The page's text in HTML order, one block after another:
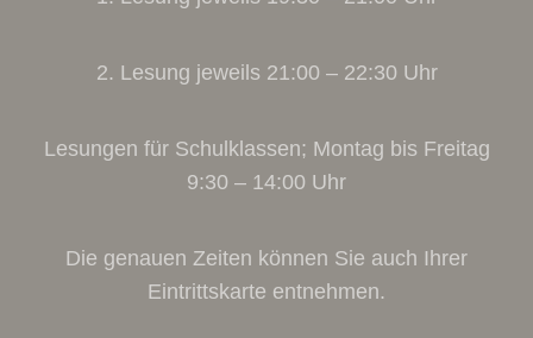
2. Lesung jeweils 21:00 – 22:30 Uhr
Lesungen für Schulklassen; Montag bis Freitag
9:30 – 14:00 Uhr
Die genauen Zeiten können Sie auch Ihrer
Eintrittskarte entnehmen.